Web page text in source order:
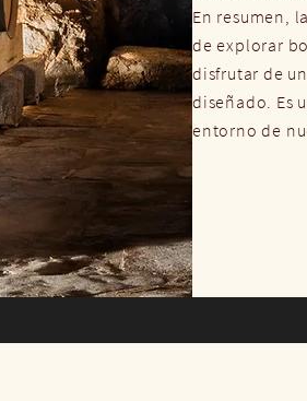
En resumen,
de explorar
disfrutar de
diseñado. Es
entorno de